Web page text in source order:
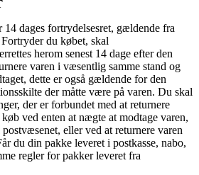
14 dages fortrydelsesret, gældende fra
du købet, skal
herom senest 14 dage efter den
varen i væsentlig samme stand og
dette er også gældende for den
der måtte være på varen. Du skal
der er forbundet med at returnere
ved enten at nægte at modtage varen,
eller ved at returnere varen
du din pakke leveret i postkasse, nabo,
regler for pakker leveret fra